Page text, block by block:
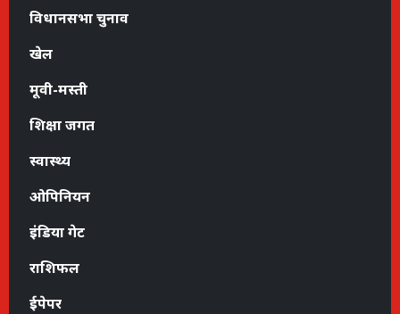
विधानसभा चुनाव
खेल
मूवी-मस्ती
शिक्षा जगत
स्वास्थ्य
ओपिनियन
इंडिया गेट
राशिफल
ईपेपर